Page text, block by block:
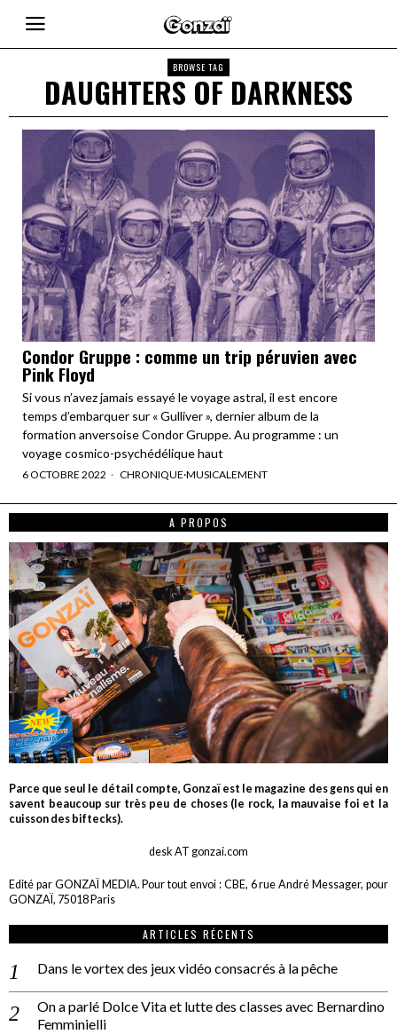
BROWSE TAG
DAUGHTERS OF DARKNESS
Condor Gruppe : comme un trip péruvien avec
Pink Floyd
Si vous n’avez jamais essayé le voyage astral, il est encore
temps d’embarquer sur « Gulliver », dernier album de la
formation anversoise Condor Gruppe. Au programme : un
voyage cosmico-psychédélique haut
6 OCTOBRE 2022 CHRONIQUE·MUSICALEMENT
A PROPOS
Parce que seul le détail compte, Gonzaï est le magazine des gens qui en
savent beaucoup sur très peu de choses (le rock, la mauvaise foi et la
cuisson des biftecks).
desk AT gonzai.com
Edité par GONZAÏ MEDIA. Pour tout envoi : CBE, 6 rue André Messager, pour
GONZAÏ, 75018 Paris
ARTICLES RÉCENTS
Dans le vortex des jeux vidéo consacrés à la pêche
On a parlé Dolce Vita et lutte des classes avec Bernardino
Femminielli